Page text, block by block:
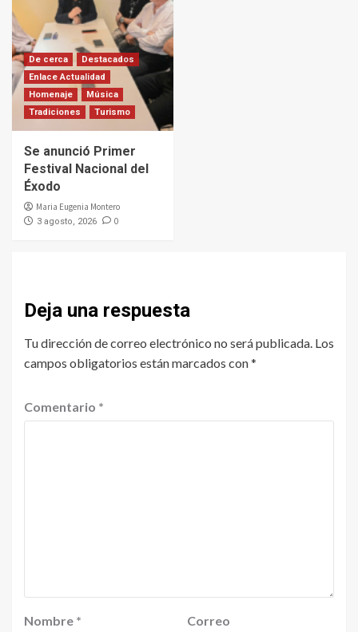
De cerca
Destacados
Enlace Actualidad
Homenaje
Música
Tradiciones
Turismo
Se anunció Primer
Festival Nacional del
Éxodo
Maria Eugenia Montero
3 agosto, 2026 0
Deja una respuesta
Tu dirección de correo electrónico no será publicada. Los
campos obligatorios están marcados con*
Comentario *
Nombre *
Correo